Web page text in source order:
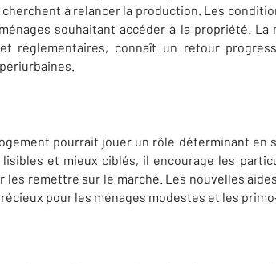
à relancer la production. Les
souhaitant accéder à la propriété.
réglementaires, connaît un retour
pourrait jouer un rôle déterminant en
et mieux ciblés, il encourage les
les remettre sur le marché. Les nouvelles
pour les ménages modestes et les